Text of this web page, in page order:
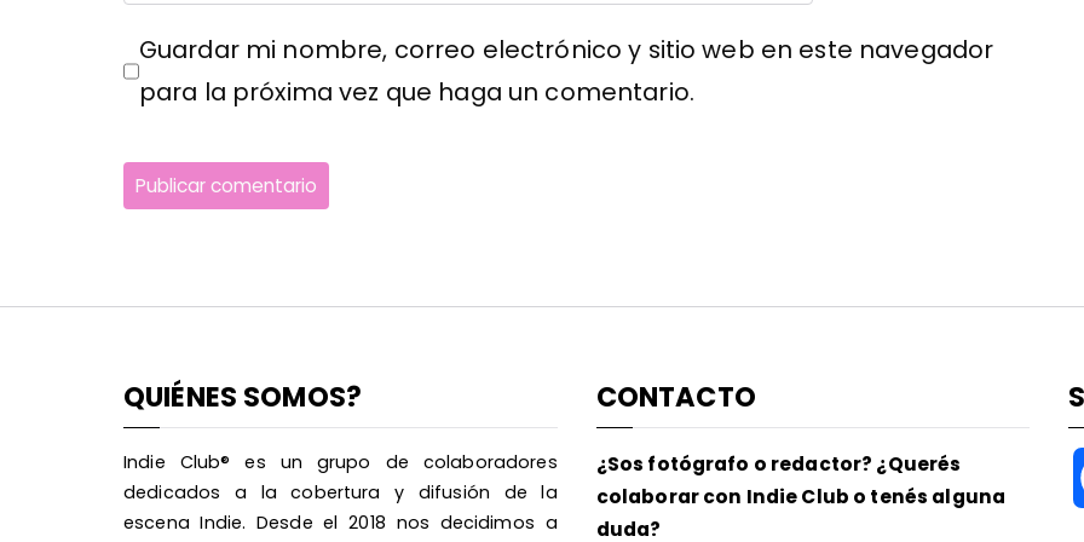
Guardar mi nombre, correo electrónico y sitio web en este navegador
para la próxima vez que haga un comentario.
QUIÉNES SOMOS?
Indie Club® es un grupo de colaboradores
dedicados a la cobertura y difusión de la
escena Indie. Desde el 2018 nos decidimos a
CONTACTO
¿Sos fotógrafo o redactor? ¿Querés
colaborar con Indie Club o tenés alguna
duda?